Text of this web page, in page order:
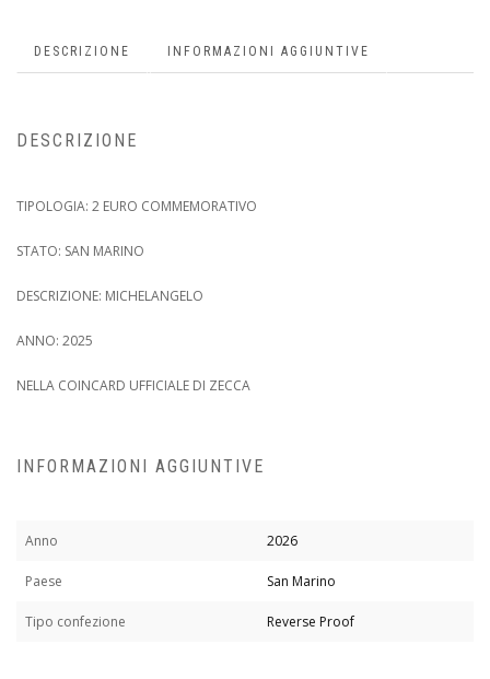
DESCRIZIONE INFORMAZIONI AGGIUNTIVE
DESCRIZIONE
TIPOLOGIA: 2 EURO COMMEMORATIVO
STATO: SAN MARINO
DESCRIZIONE: MICHELANGELO
ANNO: 2025
NELLA COINCARD UFFICIALE DI ZECCA
INFORMAZIONI AGGIUNTIVE
Anno 2026
Paese San Marino
Tipo confezione Reverse Proof